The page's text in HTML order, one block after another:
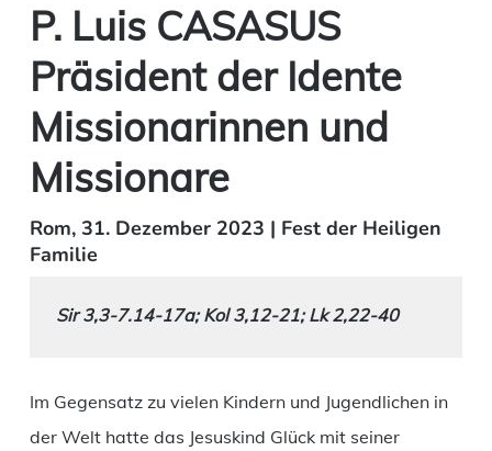
P. Luis CASASUS
Präsident der Idente
Missionarinnen und
Missionare
Rom, 31. Dezember 2023 | Fest der Heiligen
Familie
Sir 3,3-7.14-17a; Kol 3,12-21; Lk 2,22-40
Im Gegensatz zu vielen Kindern und Jugendlichen in
der Welt hatte das Jesuskind Glück mit seiner